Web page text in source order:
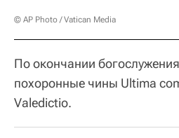
© AP Photo / Vatican Media
По окончании
похоронные чины Ultima
Valedictio.